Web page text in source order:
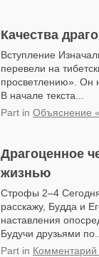
Качества
Вступление
перевели на
просветлению». Он
В начале текста...
Part in Объяснение
Драгоценное
жизнью
Строфы 2–4
расскажу, Будда и
наставления
Будучи друзьями по...
Part in Комментарий